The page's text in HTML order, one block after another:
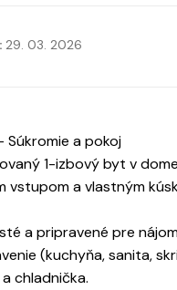
29. 03. 2026
a pokoj
1-izbový byt v
a vlastným
a pripravené pre
(kuchyňa, sanita,
chladnička.